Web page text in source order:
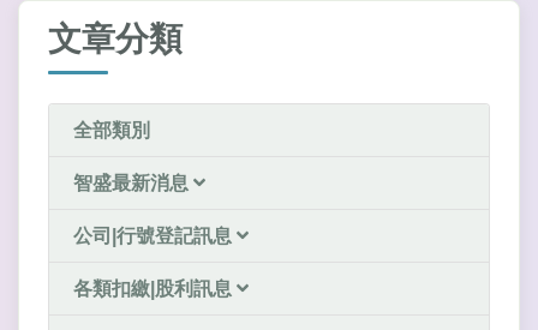
文章分類
全部類別
智盛最新消息
公司|行號登記訊息
各類扣繳|股利訊息